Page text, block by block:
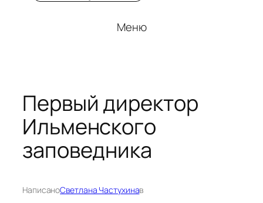
Меню
Первый директор
Ильменского
заповедника
НаписаноСветлана Частухинав